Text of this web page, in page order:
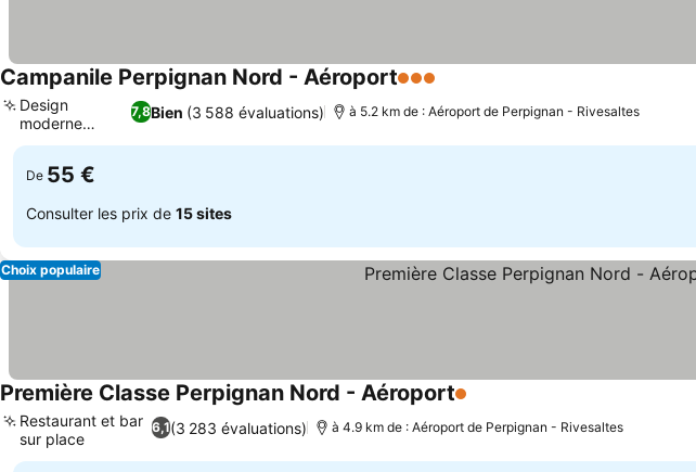
Campanile Perpignan Nord - Aéroport3 Étoiles
7,8Bien (3 588 évaluations)
Design
moderne
rénové
à 5.2 km de : Aéroport de Perpignan - Rivesaltes
De 55 €
Consulter les prix de 15 sites
Choix populaire
Première Classe Perpignan Nord - Aéroport1 Étoiles
6,1(3 283 évaluations)
Restaurant et bar
sur place
à 4.9 km de : Aéroport de Perpignan - Rivesaltes